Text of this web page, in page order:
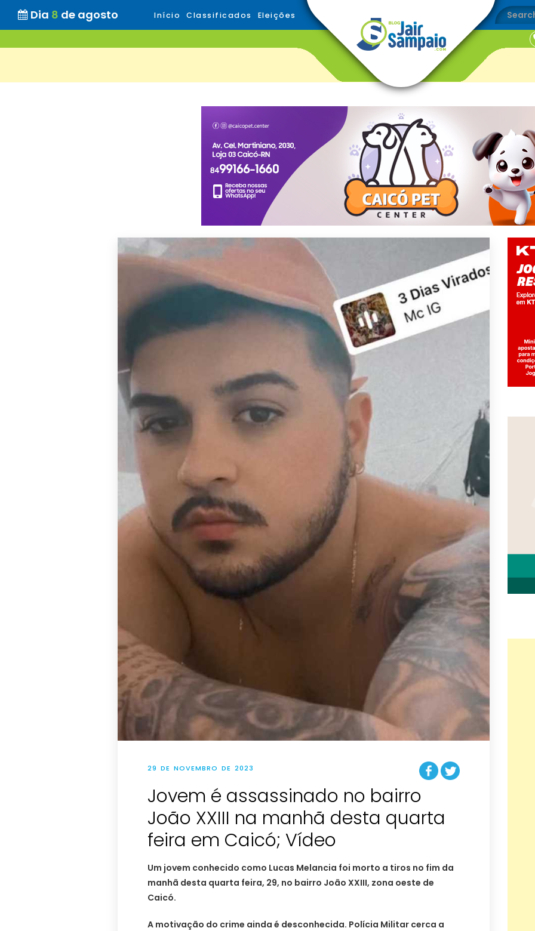
Dia 8 de agosto Início Classificados Eleições
29 DE NOVEMBRO DE 2023
Jovem é assassinado no bairro
João XXIII na manhã desta quarta
feira em Caicó; Vídeo
Um jovem conhecido como Lucas Melancia foi morto a tiros no fim da
manhã desta quarta feira, 29, no bairro João XXIII, zona oeste de
Caicó.
A motivação do crime ainda é desconhecida. Polícia Militar cerca a